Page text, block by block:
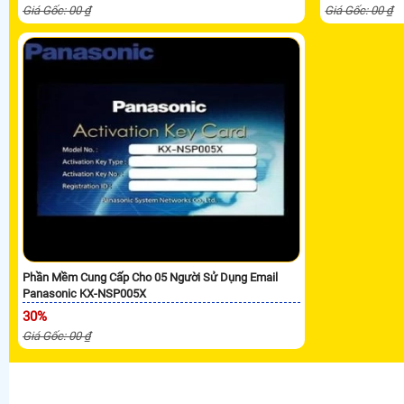
Giá Gốc: 00 ₫ Giá Gốc: 00 ₫
Phần Mềm Cung Cấp Cho 05 Người Sử Dụng Email
Panasonic KX-NSP005X
30%
Giá Gốc: 00 ₫